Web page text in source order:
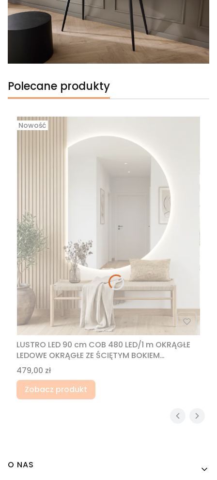
Polecane produkty
Nowość
LUSTRO LED 90 cm COB 480 LED/1 m OKRĄGŁE
LEDOWE OKRĄGŁE ZE ŚCIĘTYM BOKIEM
WODOODPORNY ZASILACZ IP670
Cena
479,00 zł
Zobacz produkt
Linki w stopce
O NAS